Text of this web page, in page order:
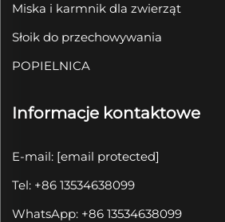
Miska i karmnik dla zwierząt
Słoik do przechowywania
POPIELNICA
Informacje kontaktowe
E-mail: [email protected]
Tel: +86 13534638099
WhatsApp: +86 13534638099